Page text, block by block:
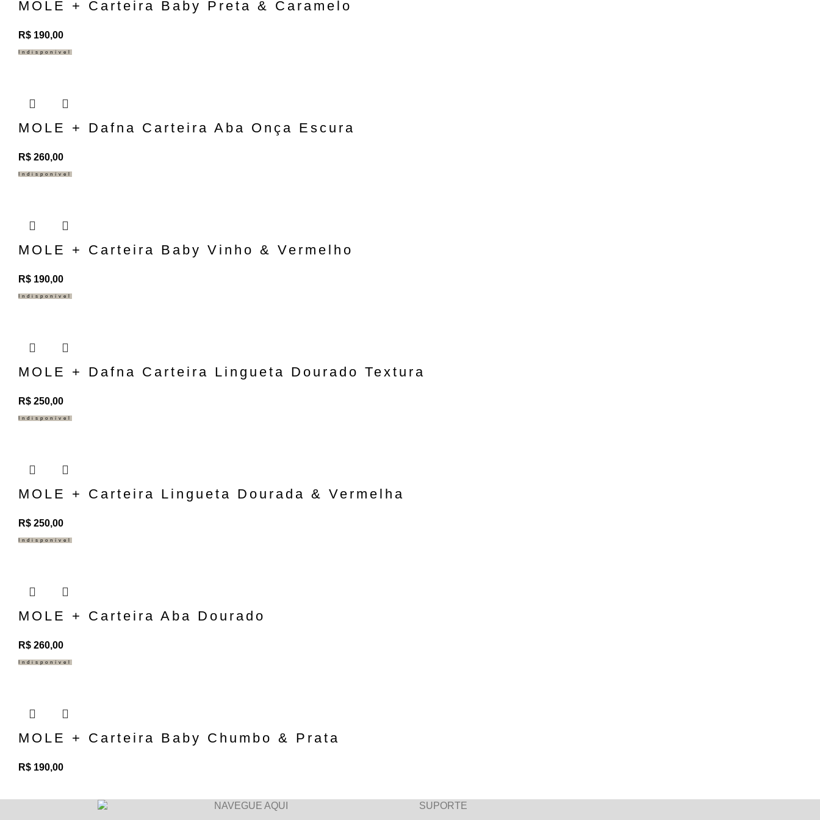
MOLE + Carteira Baby Preta & Caramelo
R$ 190,00
Indisponível
MOLE + Dafna Carteira Aba Onça Escura
R$ 260,00
Indisponível
MOLE + Carteira Baby Vinho & Vermelho
R$ 190,00
Indisponível
MOLE + Dafna Carteira Lingueta Dourado Textura
R$ 250,00
Indisponível
MOLE + Carteira Lingueta Dourada & Vermelha
R$ 250,00
Indisponível
MOLE + Carteira Aba Dourado
R$ 260,00
Indisponível
MOLE + Carteira Baby Chumbo & Prata
R$ 190,00
NAVEGUE AQUI SUPORTE